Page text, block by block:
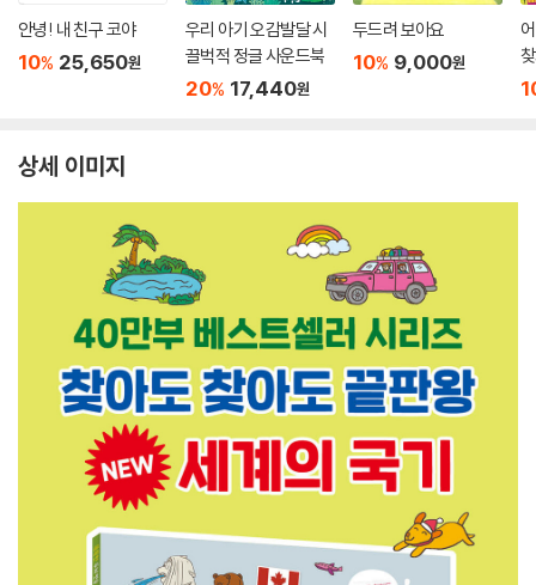
안녕! 내 친구 코야
10% 25,650원
우리 아기 오감발달 시
끌벅적 정글 사운드북
20% 17,440원
두드려 보아요
10% 9,000원
상세 이미지